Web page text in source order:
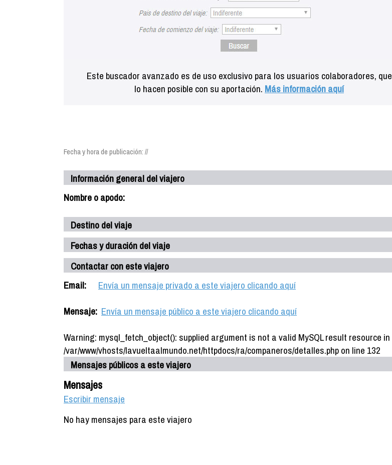
Este buscador avanzado es de uso exclusivo para los usuarios colaboradores, que
lo hacen posible con su aportación. Más información aquí
Fecha y hora de publicación: //
Información general del viajero
Nombre o apodo:
Destino del viaje
Fechas y duración del viaje
Contactar con este viajero
Email:
Envía un mensaje privado a este viajero clicando aquí
Mensaje: Envía un mensaje público a este viajero clicando aquí
Warning: mysql_fetch_object(): supplied argument is not a valid MySQL result resource in
/var/www/vhosts/lavueltaalmundo.net/httpdocs/ra/companeros/detalles.php on line 132
Mensajes públicos a este viajero
Mensajes
Escribir mensaje
No hay mensajes para este viajero